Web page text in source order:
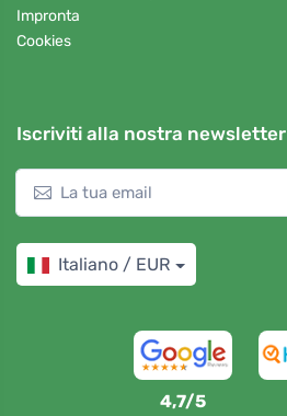
Impronta
Cookies
Iscriviti alla nostra newsletter
Italiano / EUR
4,7/5